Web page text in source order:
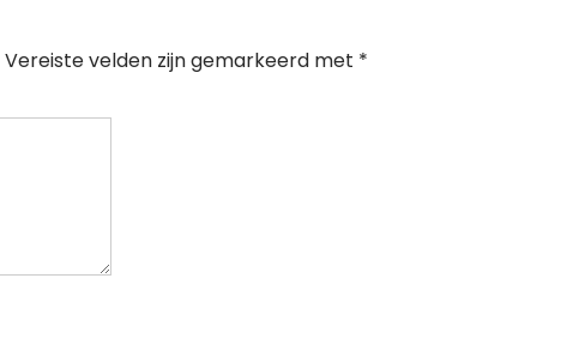
Vereiste velden zijn gemarkeerd met *